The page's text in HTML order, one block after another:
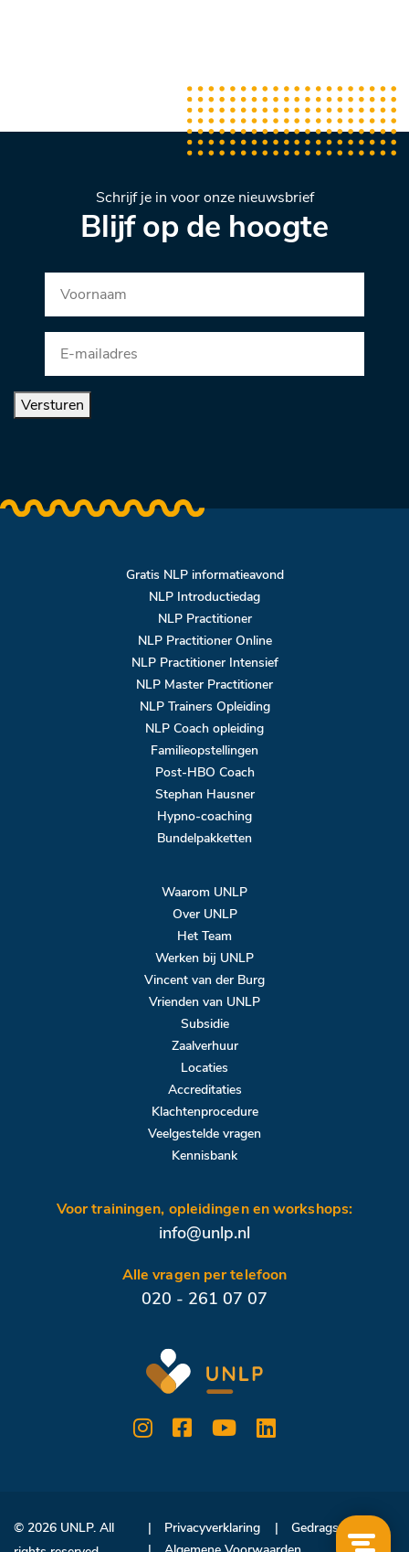
Schrijf je in voor onze nieuwsbrief
Blijf op de hoogte
Versturen
Gratis NLP informatieavond
NLP Introductiedag
NLP Practitioner
NLP Practitioner Online
NLP Practitioner Intensief
NLP Master Practitioner
NLP Trainers Opleiding
NLP Coach opleiding
Familieopstellingen
Post-HBO Coach
Stephan Hausner
Hypno-coaching
Bundelpakketten
Waarom UNLP
Over UNLP
Het Team
Werken bij UNLP
Vincent van der Burg
Vrienden van UNLP
Subsidie
Zaalverhuur
Locaties
Accreditaties
Klachtenprocedure
Veelgestelde vragen
Kennisbank
Voor trainingen, opleidingen en workshops:
info@unlp.nl
Alle vragen per telefoon
020 - 261 07 07
© 2026 UNLP. All
Privacyverklaring
Gedragscode